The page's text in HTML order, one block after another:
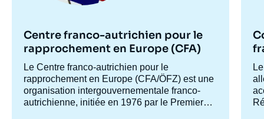
Centre franco-autrichien pour le
rapprochement en Europe (CFA)
Accroche
centre
Le Centre franco-autrichien pour le
rapprochement en Europe (CFA/ÖFZ) est une
organisation intergouvernementale franco-
autrichienne, initiée en 1976 par le Premier